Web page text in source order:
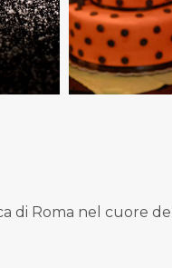
di Roma nel cuore del